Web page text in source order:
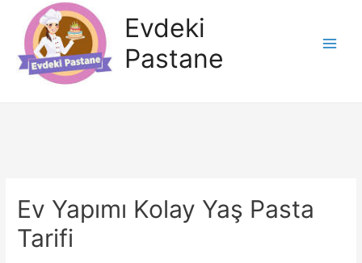
Evdeki
Pastane
Ev Yapımı Kolay Yaş Pasta
Tarifi